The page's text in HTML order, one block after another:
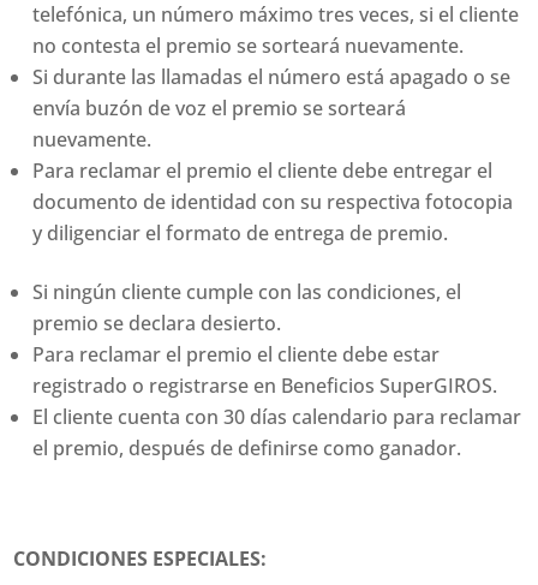
telefónica, un número máximo tres veces, si el cliente
no contesta el premio se sorteará nuevamente.
Si durante las llamadas el número está apagado o se
envía buzón de voz el premio se sorteará
nuevamente.
Para reclamar el premio el cliente debe entregar el
documento de identidad con su respectiva fotocopia
y diligenciar el formato de entrega de premio.
Si ningún cliente cumple con las condiciones, el
premio se declara desierto.
Para reclamar el premio el cliente debe estar
registrado o registrarse en Beneficios SuperGIROS.
El cliente cuenta con 30 días calendario para reclamar
el premio, después de definirse como ganador.
CONDICIONES ESPECIALES: